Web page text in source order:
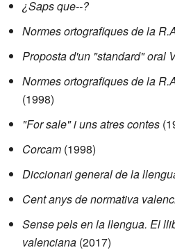
¿Saps que--?
Normes ortografiques de la
Proposta d'un "standard" oral
Normes ortografiques de la
(1998)
"For sale" i uns atres contes
Corcam (1998)
Diccionari general de la
Cent anys de normativa
Sense pels en la llengua. El
valenciana (2017)